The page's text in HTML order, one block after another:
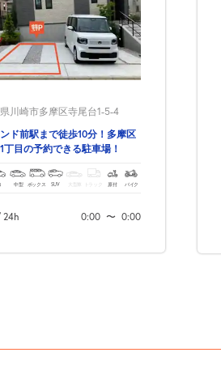
川崎市多摩区寺尾台1-5-4
ド前駅まで徒歩10分！多摩区
丁目の予約できる駐車場！
中型 ボックス SUV トラック 原付 バイク
24h 0:00 〜 0:00